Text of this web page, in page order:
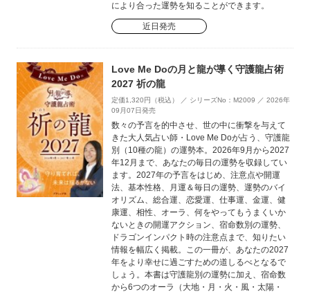
により合った運勢を知ることができます。
近日発売
Love Me Doの月と龍が導く守護龍占術
2027 祈の龍
定価1,320円（税込） ／ シリーズNo：M2009 ／ 2026年
09月07日発売
数々の予言を的中させ、世の中に衝撃を与えて
きた大人気占い師・Love Me Doが占う、守護龍
別（10種の龍）の運勢本。2026年9月から2027
年12月まで、あなたの毎日の運勢を収録してい
ます。2027年の予言をはじめ、注意点や開運
法、基本性格、月運＆毎日の運勢、運勢のバイ
オリズム、総合運、恋愛運、仕事運、金運、健
康運、相性、オーラ、何をやってもうまくいか
ないときの開運アクション、宿命数別の運勢、
ドラゴンインパクト時の注意点まで、知りたい
情報を幅広く掲載。この一冊が、あなたの2027
年をより幸せに過ごすための道しるべとなるで
しょう。本書は守護龍別の運勢に加え、宿命数
から6つのオーラ（大地・月・火・風・太陽・